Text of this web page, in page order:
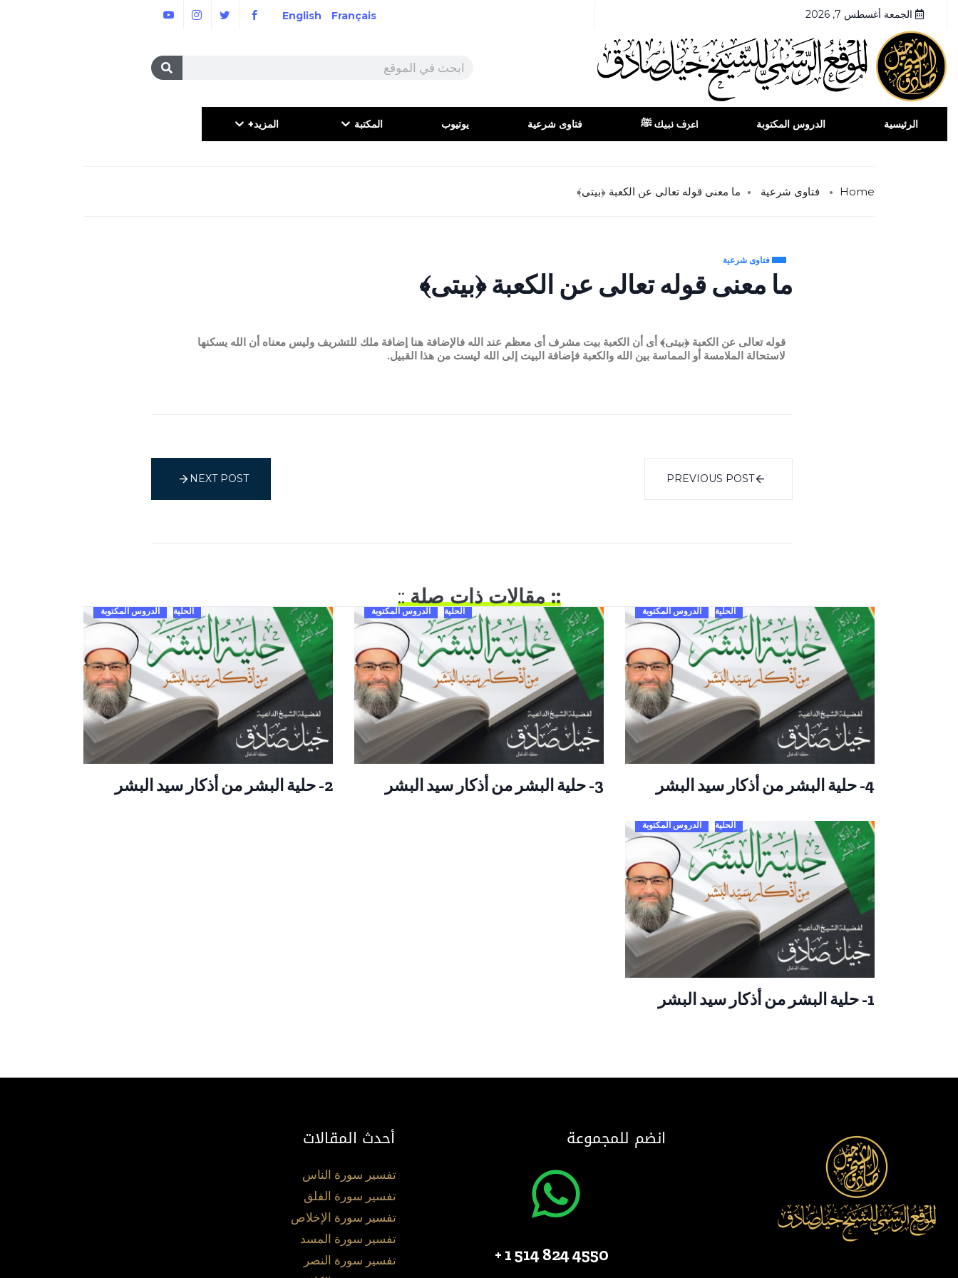
الجمعة أغسطس 7, 2026 Français
English
الرئيسية الدروس المكتوبة اعرف نبيك ﷺ فتاوى شرعية يوتيوب المكتبة المزيد+
Home فتاوى شرعية ما معنى قوله تعالى عن الكعبة ﴿بيتى﴾
فتاوى شرعية
ما معنى قوله تعالى عن الكعبة ﴿بيتى﴾
قوله تعالى عن الكعبة ﴿بيتى﴾ أى أن الكعبة بيت مشرف أى معظم عند الله فالإضافة هنا إضافة ملك للتشريف وليس معناه أن الله يسكنها
لاستحالة الملامسة أو المماسة بين الله والكعبة فإضافة البيت إلى الله ليست من هذا القبيل.
PREVIOUS POST
NEXT POST
:: مقالات ذات صلة::
الحلية الدروس المكتوبة
4- حلية البشر من أذكار سيد البشر
الحلية الدروس المكتوبة
3- حلية البشر من أذكار سيد البشر
الحلية الدروس المكتوبة
2- حلية البشر من أذكار سيد البشر
الحلية الدروس المكتوبة
1- حلية البشر من أذكار سيد البشر
انضم للمجموعة
4550 824 514 1 +
أحدث المقالات
تفسير سورة الناس
تفسير سورة الفلق
تفسير سورة الإخلاص
تفسير سورة المسد
تفسير سورة النصر